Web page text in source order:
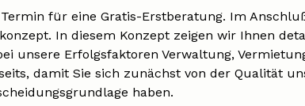
für eine Gratis-Erstberatung. Im
In diesem Konzept zeigen wir Ihnen
unsere Erfolgsfaktoren Verwaltung,
damit Sie sich zunächst von der Qualität
haben.